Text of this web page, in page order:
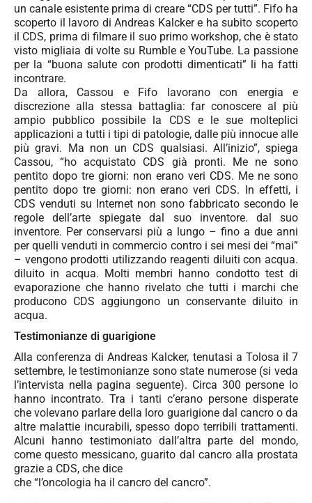
un canale esistente prima di creare “CDS per tutti”. Fifo ha
scoperto il lavoro di Andreas Kalcker e ha subito scoperto
il CDS, prima di filmare il suo primo workshop, che è stato
visto migliaia di volte su Rumble e YouTube. La passione
per la “buona salute con prodotti dimenticati” li ha fatti
incontrare.
Da allora, Cassou e Fifo lavorano con energia e
discrezione alla stessa battaglia: far conoscere al più
ampio pubblico possibile la CDS e le sue molteplici
applicazioni a tutti i tipi di patologie, dalle più innocue alle
più gravi. Ma non un CDS qualsiasi. All’inizio”, spiega
Cassou, “ho acquistato CDS già pronti. Me ne sono
pentito dopo tre giorni: non erano veri CDS. Me ne sono
pentito dopo tre giorni: non erano veri CDS. In effetti, i
CDS venduti su Internet non sono fabbricato secondo le
regole dell’arte spiegate dal suo inventore. dal suo
inventore. Per conservarsi più a lungo – fino a due anni
per quelli venduti in commercio contro i sei mesi dei “mai”
– vengono prodotti utilizzando reagenti diluiti con acqua.
diluito in acqua. Molti membri hanno condotto test di
evaporazione che hanno rivelato che tutti i marchi che
producono CDS aggiungono un conservante diluito in
acqua.
Testimonianze di guarigione
Alla conferenza di Andreas Kalcker, tenutasi a Tolosa il 7
settembre, le testimonianze sono state numerose (si veda
l’intervista nella pagina seguente). Circa 300 persone lo
hanno incontrato. Tra i tanti c’erano persone disperate
che volevano parlare della loro guarigione dal cancro o da
altre malattie incurabili, spesso dopo terribili trattamenti.
Alcuni hanno testimoniato dall’altra parte del mondo,
come questo messicano, guarito dal cancro alla prostata
grazie a CDS, che dice
che “l’oncologia ha il cancro del cancro”.